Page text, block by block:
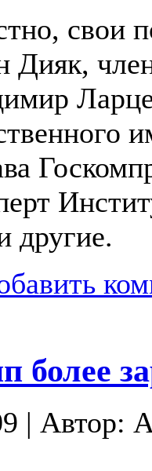
Дияк,
другие.
более
| Автор: